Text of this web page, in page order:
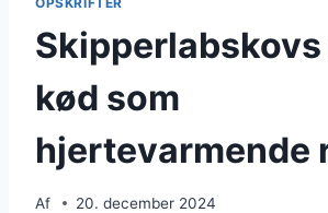
Skipperlabskovs
kød som
hjertevarmende
Af 20. december 2024